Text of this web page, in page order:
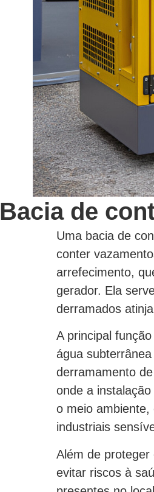
Bacia de
Uma bacia de
conter
arrefecimento,
gerador. Ela
derramados
A principal
água
derramamento
onde a
o meio
industriais
Além de
evitar riscos à